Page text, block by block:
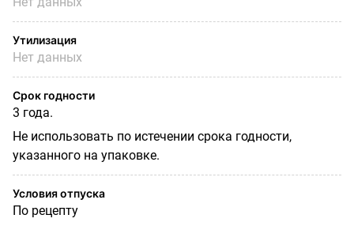
Утилизация
Нет данных
Срок годности
3 года.
Не использовать по истечении срока годности,
указанного на упаковке.
Условия отпуска
По рецепту